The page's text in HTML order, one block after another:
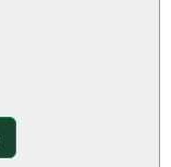
en
informatie